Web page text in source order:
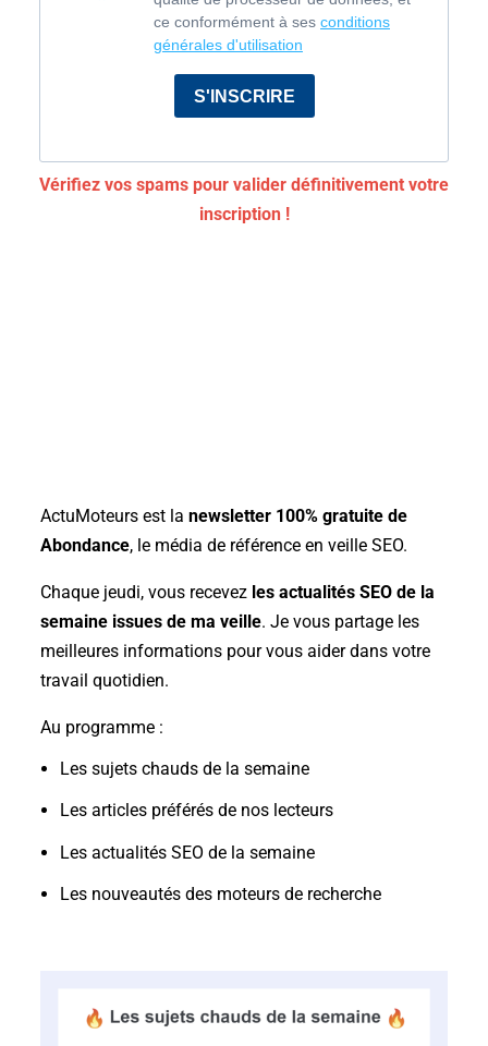
Vérifiez vos spams pour valider définitivement votre
inscription !
ActuMoteurs est la newsletter 100% gratuite de
Abondance, le média de référence en veille SEO.
Chaque jeudi, vous recevez les actualités SEO de la
semaine issues de ma veille. Je vous partage les
meilleures informations pour vous aider dans votre
travail quotidien.
Au programme :
Les sujets chauds de la semaine
Les articles préférés de nos lecteurs
Les actualités SEO de la semaine
Les nouveautés des moteurs de recherche